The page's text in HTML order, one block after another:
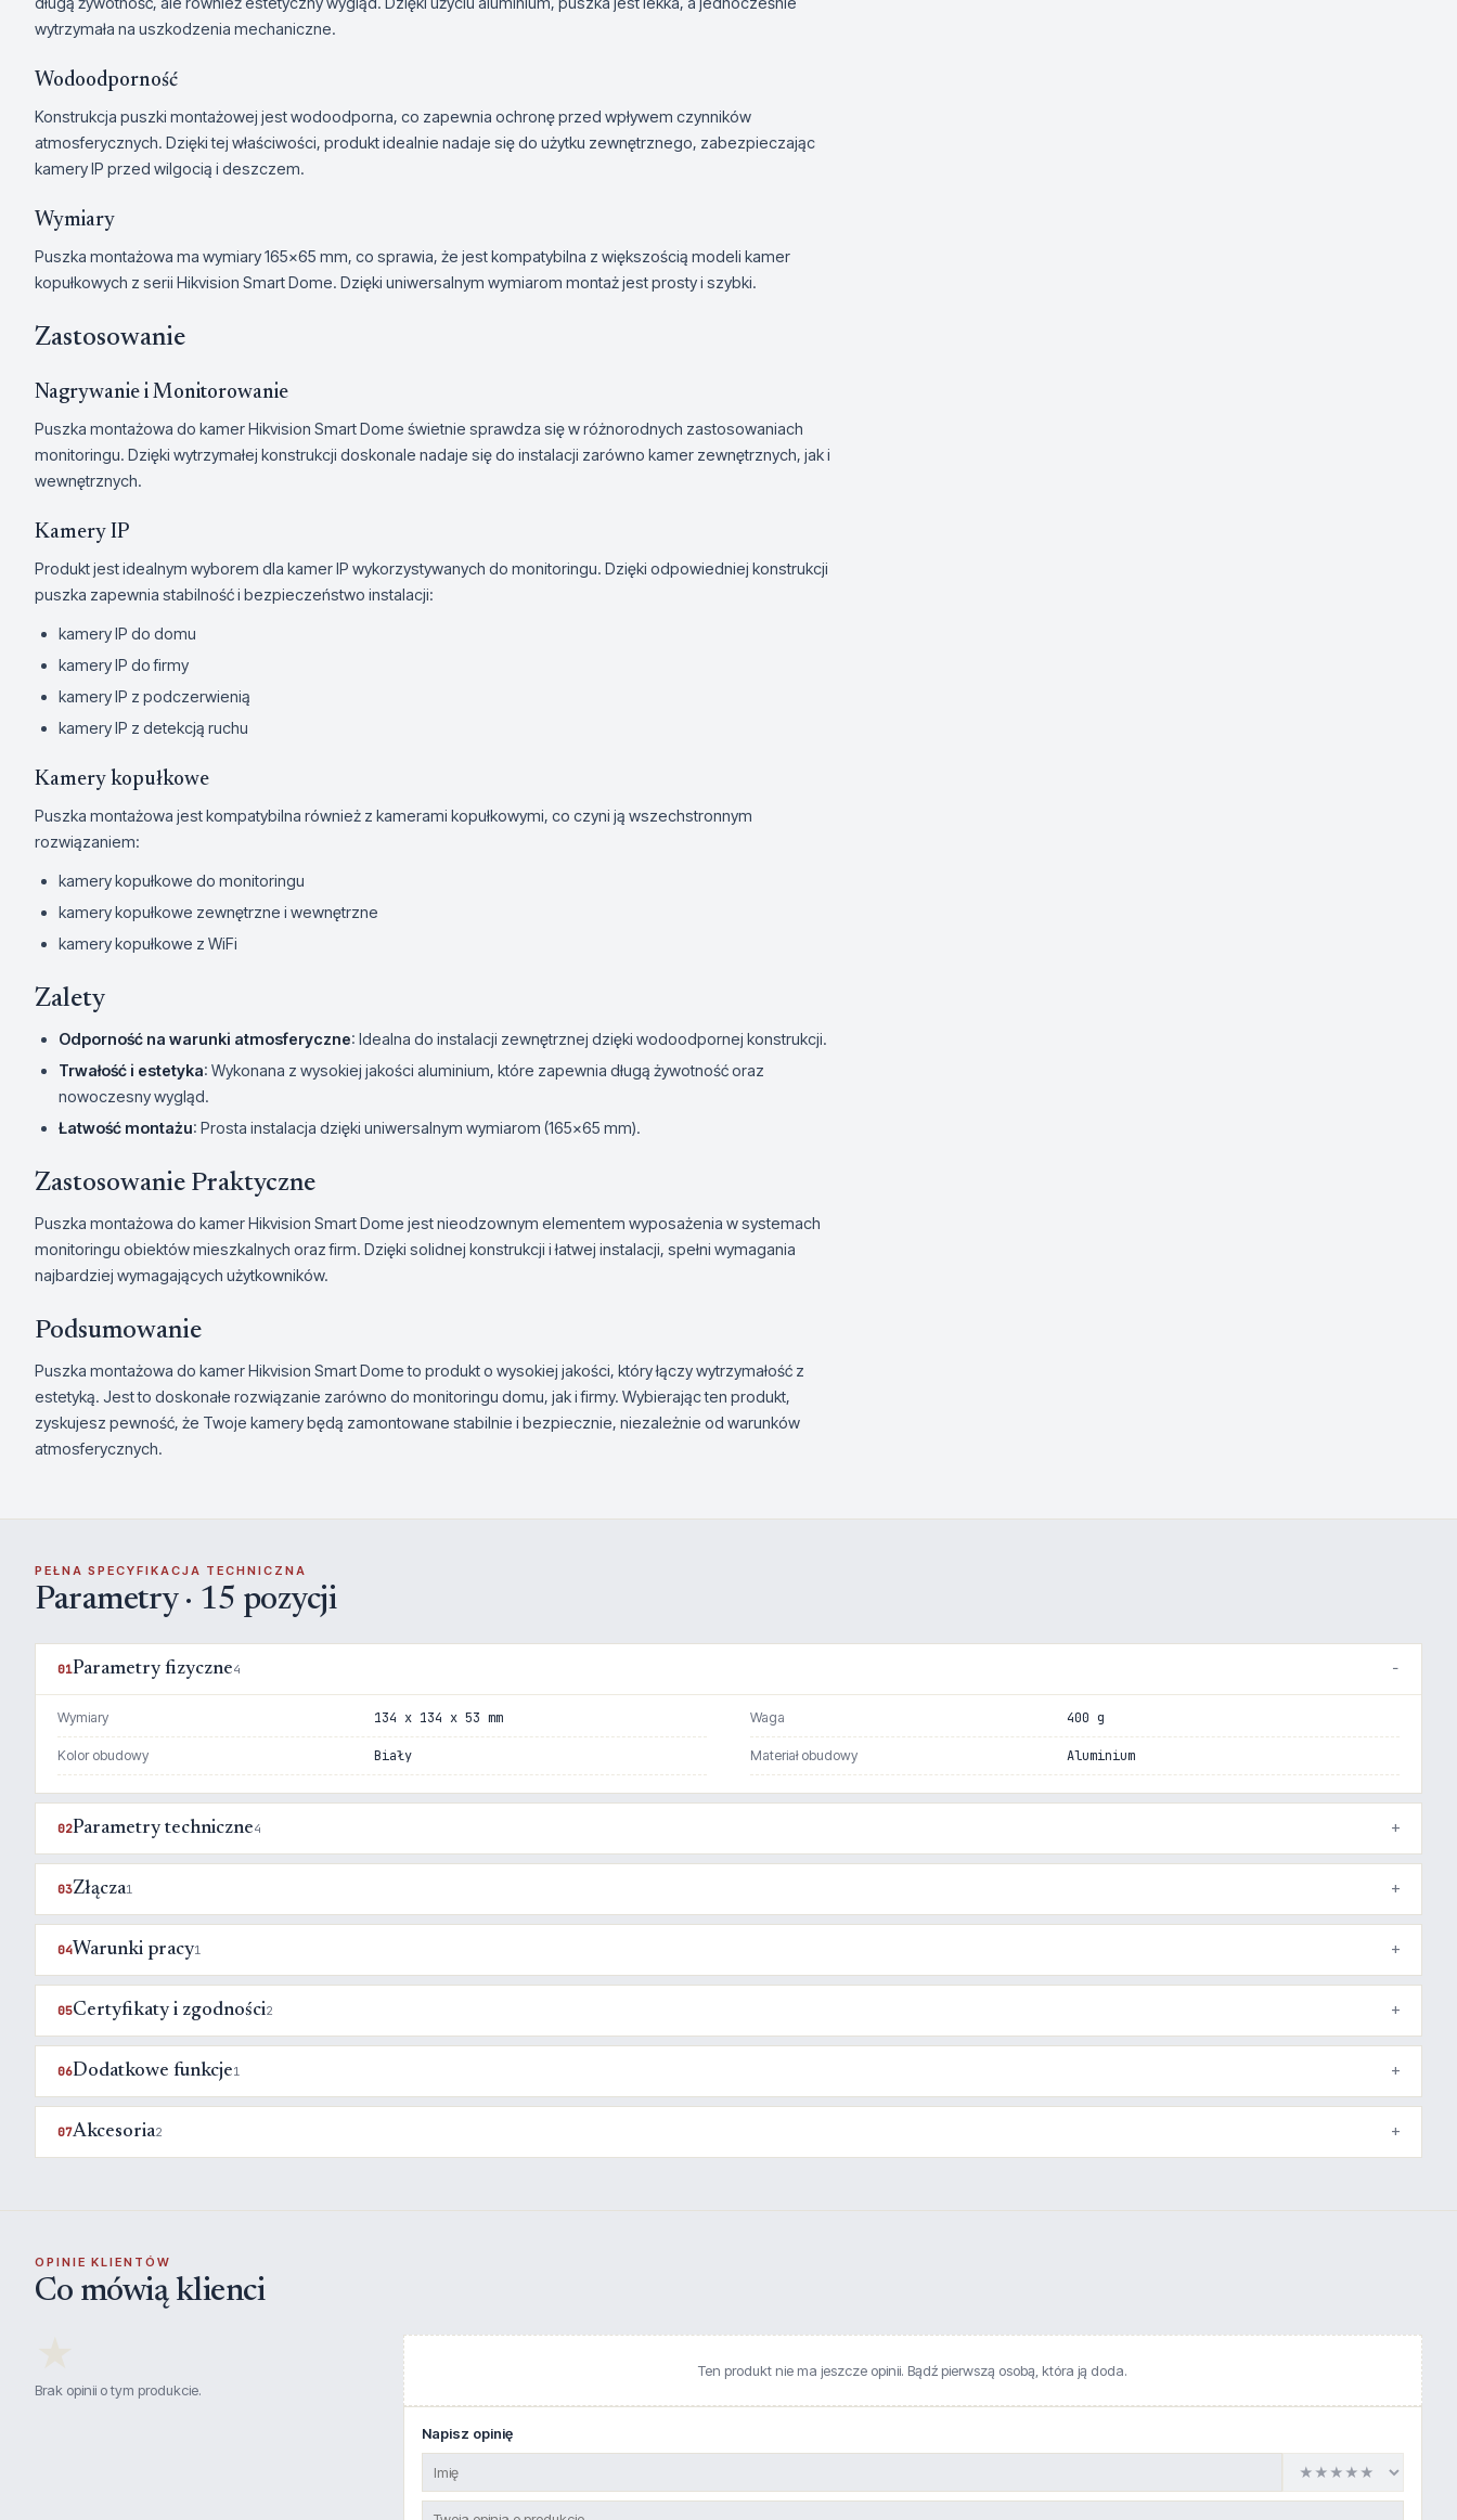
wytrzymała na uszkodzenia mechaniczne.
Wodoodporność
Konstrukcja puszki montażowej jest wodoodporna, co zapewnia ochronę przed wpływem czynników
atmosferycznych. Dzięki tej właściwości, produkt idealnie nadaje się do użytku zewnętrznego, zabezpieczając
kamery IP przed wilgocią i deszczem.
Wymiary
Puszka montażowa ma wymiary 165×65 mm, co sprawia, że jest kompatybilna z większością modeli kamer
kopułkowych z serii Hikvision Smart Dome. Dzięki uniwersalnym wymiarom montaż jest prosty i szybki.
Zastosowanie
Nagrywanie i Monitorowanie
Puszka montażowa do kamer Hikvision Smart Dome świetnie sprawdza się w różnorodnych zastosowaniach
monitoringu. Dzięki wytrzymałej konstrukcji doskonale nadaje się do instalacji zarówno kamer zewnętrznych, jak i
wewnętrznych.
Kamery IP
Produkt jest idealnym wyborem dla kamer IP wykorzystywanych do monitoringu. Dzięki odpowiedniej konstrukcji
puszka zapewnia stabilność i bezpieczeństwo instalacji:
kamery IP do domu
kamery IP do firmy
kamery IP z podczerwienią
kamery IP z detekcją ruchu
Kamery kopułkowe
Puszka montażowa jest kompatybilna również z kamerami kopułkowymi, co czyni ją wszechstronnym
rozwiązaniem:
kamery kopułkowe do monitoringu
kamery kopułkowe zewnętrzne i wewnętrzne
kamery kopułkowe z WiFi
Zalety
Odporność na warunki atmosferyczne: Idealna do instalacji zewnętrznej dzięki wodoodpornej konstrukcji.
Trwałość i estetyka: Wykonana z wysokiej jakości aluminium, które zapewnia długą żywotność oraz
nowoczesny wygląd.
Łatwość montażu: Prosta instalacja dzięki uniwersalnym wymiarom (165×65 mm).
Zastosowanie Praktyczne
Puszka montażowa do kamer Hikvision Smart Dome jest nieodzownym elementem wyposażenia w systemach
monitoringu obiektów mieszkalnych oraz firm. Dzięki solidnej konstrukcji i łatwej instalacji, spełni wymagania
najbardziej wymagających użytkowników.
Podsumowanie
Puszka montażowa do kamer Hikvision Smart Dome to produkt o wysokiej jakości, który łączy wytrzymałość z
estetyką. Jest to doskonałe rozwiązanie zarówno do monitoringu domu, jak i firmy. Wybierając ten produkt,
zyskujesz pewność, że Twoje kamery będą zamontowane stabilnie i bezpiecznie, niezależnie od warunków
atmosferycznych.
PEŁNA SPECYFIKACJA TECHNICZNA
Parametry · 15 pozycji
01Parametry fizyczne4
Wymiary 134 x 134 x 53 mm Waga 400 g
Kolor obudowy Biały Materiał obudowy Aluminium
02Parametry techniczne4
03Złącza1
04Warunki pracy1
05Certyfikaty i zgodności2
06Dodatkowe funkcje1
07Akcesoria2
OPINIE KLIENTÓW
Co mówią klienci
Brak opinii o tym produkcie.
Ten produkt nie ma jeszcze opinii. Bądź pierwszą osobą, która ją doda.
Napisz opinię